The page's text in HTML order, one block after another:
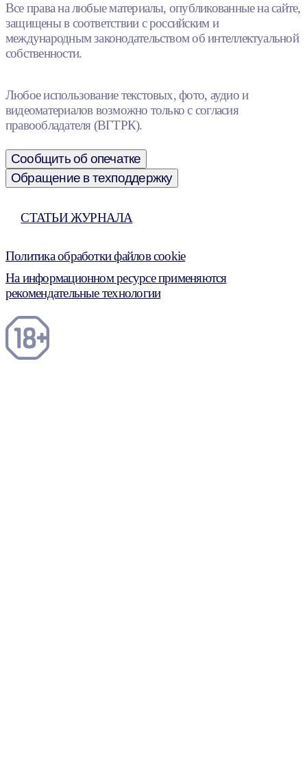
Все права на любые материалы, опубликованные на сайте,
защищены в соответствии с российским и
международным законодательством об интеллектуальной
собственности.
Любое использование текстовых, фото, аудио и
видеоматериалов возможно только с согласия
правообладателя (ВГТРК).
Сообщить об опечатке
Обращение в техподдержку
СТАТЬИ ЖУРНАЛА
Политика обработки файлов cookie
На информационном ресурсе применяются
рекомендательные технологии